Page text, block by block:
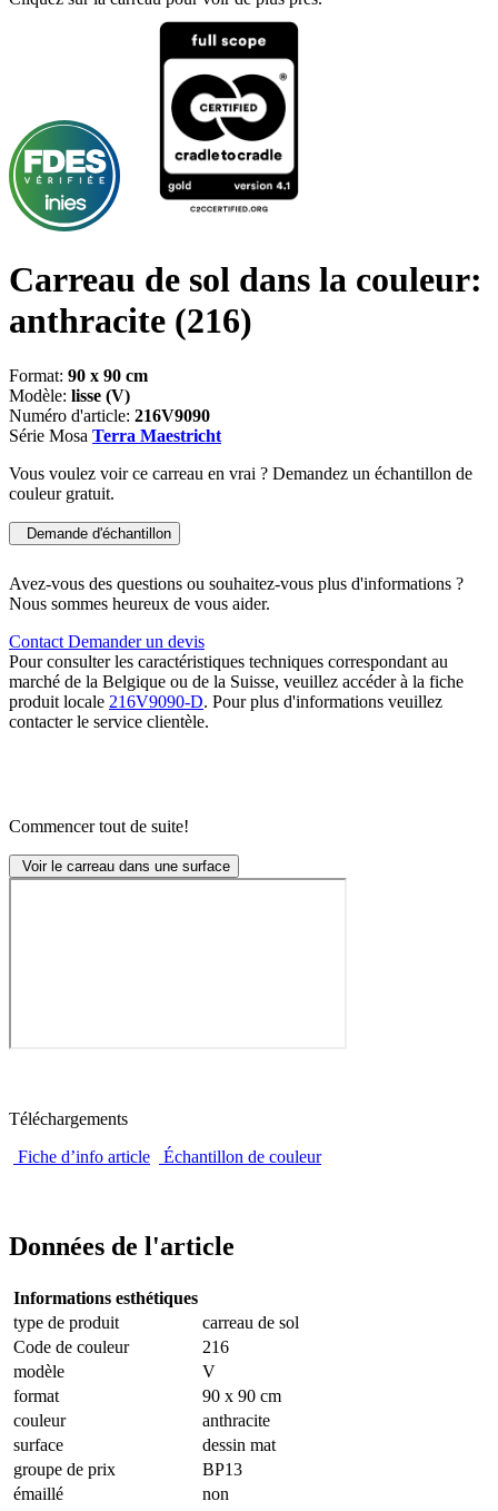
Carreau de sol dans la couleur:
anthracite (216)
Format: 90 x 90 cm
Modèle: lisse (V)
Numéro d'article: 216V9090
Série Mosa Terra Maestricht
Vous voulez voir ce carreau en vrai ? Demandez un échantillon de
couleur gratuit.
Demande d'échantillon
Avez-vous des questions ou souhaitez-vous plus d'informations ?
Nous sommes heureux de vous aider.
Contact Demander un devis
Pour consulter les caractéristiques techniques correspondant au
marché de la Belgique ou de la Suisse, veuillez accéder à la fiche
produit locale 216V9090-D. Pour plus d'informations veuillez
contacter le service clientèle.
Commencer tout de suite!
Voir le carreau dans une surface
Téléchargements
Fiche d’info article
Échantillon de couleur
Données de l'article
Informations esthétiques
type de produit
carreau de sol
Code de couleur
216
modèle
V
format
90 x 90 cm
couleur
anthracite
surface
dessin mat
groupe de prix
BP13
émaillé
non